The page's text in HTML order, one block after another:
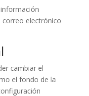
correo electrónico
cambiar el
el fondo de la